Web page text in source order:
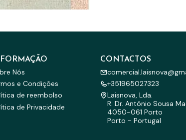
Nós
e Condições
de reembolso
de Privacidade
CONTACTOS
+351965027323
Laisnova, Lda.
R. Dr. António Sousa
4050-061 Porto
Porto - Portugal